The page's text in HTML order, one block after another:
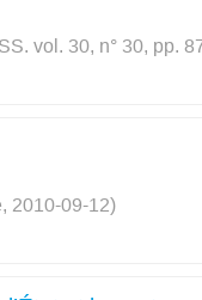
vol. 30, n° 30, pp.
2010-09-12)